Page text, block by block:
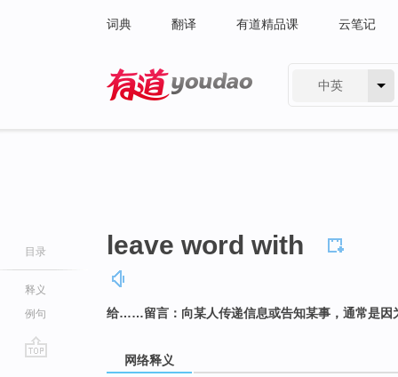
词典 翻译 有道精品课 云笔记
中英
目录
释义
例句
leave word with
给……留言：向某人传递信息或告知某事，通常是因
网络释义